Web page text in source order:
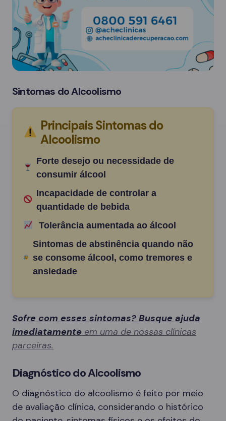
Sintomas do Alcoolismo
Principais Sintomas do
Alcoolismo
Forte desejo ou necessidade de
consumir álcool
Incapacidade de controlar a
quantidade de bebida
Tolerância aumentada ao álcool
Sintomas de abstinência quando não
se consome álcool, como tremores e
ansiedade
Sofre com esses sintomas? Busque ajuda
imediatamente em uma de nossas clínicas
parceiras.
Diagnóstico do Alcoolismo
O diagnóstico do alcoolismo é feito por meio
de avaliação clínica, considerando o histórico